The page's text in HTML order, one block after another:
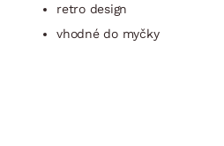
retro design
vhodné do myčky